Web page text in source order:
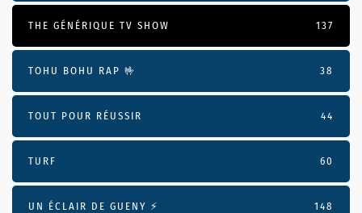
THE GÉNÉRIQUE TV SHOW 137
TOHU BOHU RAP 🤟 38
TOUT POUR RÉUSSIR 44
TURF 60
UN ÉCLAIR DE GUENY ⚡️ 148